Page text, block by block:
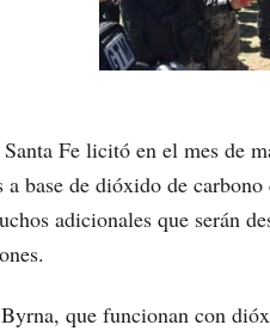
Fe licitó en el mes de
a base de dióxido de
adicionales que serán
que funcionan con